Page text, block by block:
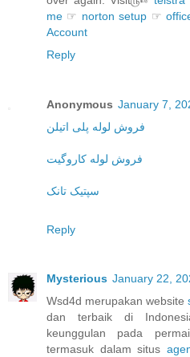
me ☞ norton setup ☞
Account
Reply
Anonymous January 7,
فروش لوله پلی اتیلن
فروش لوله کاروگیت
سپتیک تانک
Reply
Mysterious January 22,
Wsd4d merupakan website
dan terbaik di
keunggulan pada
termasuk dalam situs